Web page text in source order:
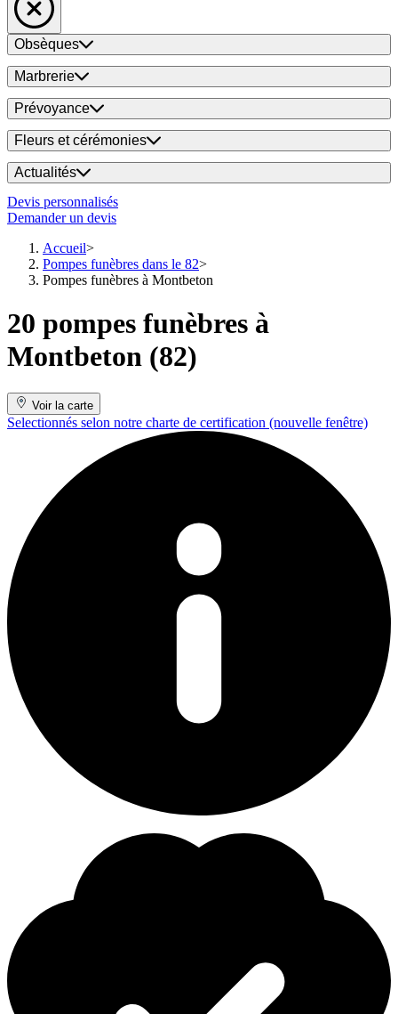
Obsèques
Marbrerie
Prévoyance
Fleurs et cérémonies
Actualités
Devis personnalisés
Demander un devis
Accueil
Pompes funèbres dans le 82
Pompes funèbres à Montbeton
20 pompes funèbres à
Montbeton (82)
Voir la carte
Selectionnés selon notre charte de certification (nouvelle fenêtre)